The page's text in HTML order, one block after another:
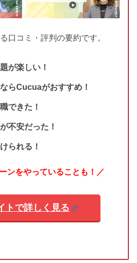
口コミ・評判の要約です。
が楽しい！
らCucuaがおすすめ！
できた！
不安だった！
られる！
ンをやっていることも！／
トで詳しく見る